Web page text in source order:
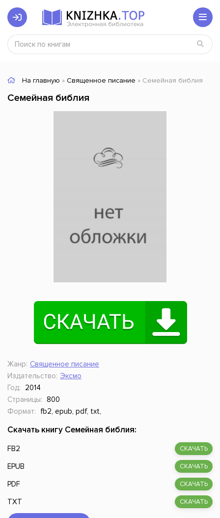
На главную » Священное писание » Семейная библия
Семейная библия
Жанр: Священное писание
Издательство: Эксмо
Год:
2014
Страницы: 800
Формат:
fb2, epub, pdf, txt,
Скачать книгу Семейная библия:
FB2 СКАЧАТЬ
EPUB СКАЧАТЬ
PDF СКАЧАТЬ
TXT СКАЧАТЬ